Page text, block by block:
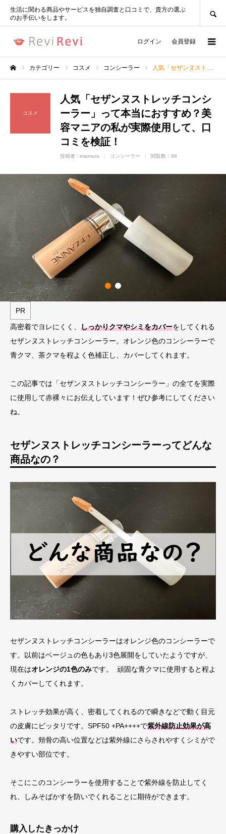
生活に関わる商品やサービスを独自調査と口コミで、貴方の選ぶ
のお手伝いをします。
ログイン 会員登録
カテゴリー コスメ コンシーラー 人気「セザンヌストレッチコンシーラー」って本当におすすめ？美容マニアの私が実際使用して、口コミを検証！
コスメ
人気「セザンヌストレッチコンシ
ーラー」って本当におすすめ？美
容マニアの私が実際使用して、口
コミを検証！
投稿者 : imamura コンシーラー 閲覧数：98
PR
高密着でヨレにくく、 しっかりクマやシミをカバーをしてくれる
セザンヌストレッチコンシーラー。オレンジ色のコンシーラーで
青クマ、茶クマを程よく色補正し、カバーしてくれます。
この記事では「セザンヌストレッチコンシーラー」の全てを実際
に使用して赤裸々にお伝えしています！ぜひ参考にしてください
ね。
セザンヌストレッチコンシーラーってどんな
商品なの？
セザンヌストレッチコンシーラーはオレンジ色のコンシーラーで
す。以前はベージュの色もあり3色展開をしていたようですが、
現在はオレンジの1色のみです。 頑固な青クマに使用すると程よ
くカバーしてくれます。
ストレッチ効果が高く、密着してくれるので瞬きなどで動く目元
の皮膚にピッタリです。SPF50 +PA++++で紫外線防止効果が高
いです。頬骨の高い位置などは紫外線にさらされやすくシミがで
きやすい部位です。
そこにこのコンシーラーを使用することで紫外線を防止してく
れ、しみそばかすを防いでくれることに期待ができます。
購入したきっかけ